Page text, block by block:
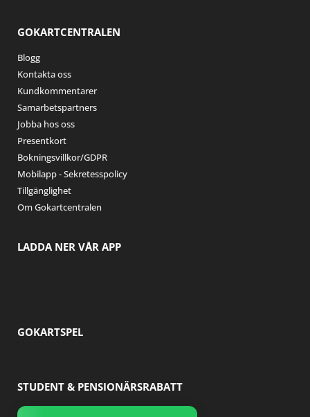
GOKARTCENTRALEN
Blogg
Kontakta oss
Kundkommentarer
Samarbetspartners
Jobba hos oss
Presentkort
Bokningsvillkor/GDPR
Mobilapp - Sekretesspolicy
Tillgänglighet
Om Gokartcentralen
LADDA NER VÅR APP
GOKARTSPEL
STUDENT & PENSIONÄRSRABATT